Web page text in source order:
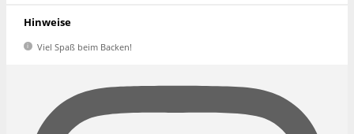
Hinweise
Viel Spaß beim Backen!